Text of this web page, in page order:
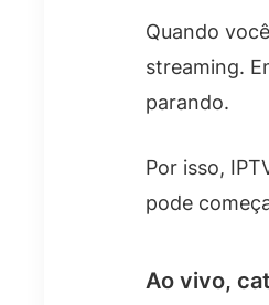
Quando
streaming.
parando.
Por isso,
pode
Ao vivo,